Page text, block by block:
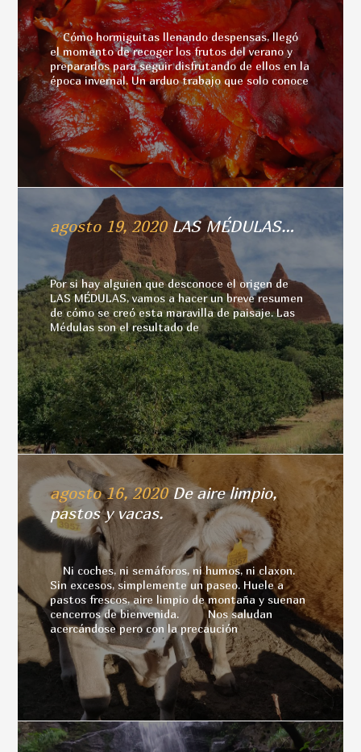
Cómo hormiguitas llenando despensas, llegó
el momento de recoger los frutos del verano y
prepararlos para seguir disfrutando de ellos en la
época invernal. Un arduo trabajo que solo conoce
agosto 19, 2020 LAS MÉDULAS…
Por si hay alguien que desconoce el origen de
LAS MÉDULAS, vamos a hacer un breve resumen
de cómo se creó esta maravilla de paisaje. Las
Médulas son el resultado de
agosto 16, 2020 De aire limpio,
pastos y vacas.
Ni coches, ni semáforos, ni humos, ni claxon.
Sin excesos, simplemente un paseo. Huele a
pastos frescos, aire limpio de montaña y suenan
cencerros de bienvenida. Nos saludan
acercándose pero con la precaución